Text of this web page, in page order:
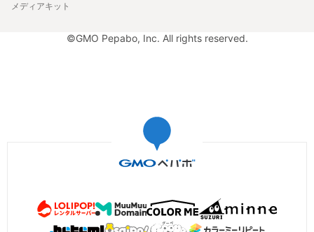
メディアキット
©GMO Pepabo, Inc. All rights reserved.